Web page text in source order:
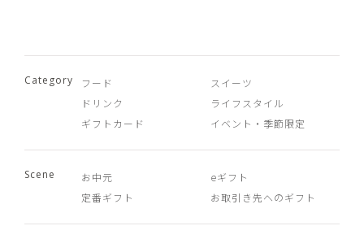
Category フード
スイーツ
ドリンク
ライフスタイル
ギフトカード
イベント・季節限定
Scene お中元
eギフト
定番ギフト
お取引き先へのギフト